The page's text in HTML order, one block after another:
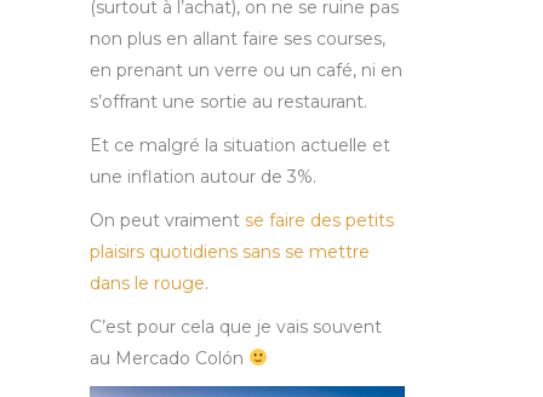
(surtout à l’achat), on ne se ruine pas
non plus en allant faire ses courses,
en prenant un verre ou un café, ni en
s’offrant une sortie au restaurant.
Et ce malgré la situation actuelle et
une inflation autour de 3%.
On peut vraiment se faire des petits
plaisirs quotidiens sans se mettre
dans le rouge.
C’est pour cela que je vais souvent
au Mercado Colón